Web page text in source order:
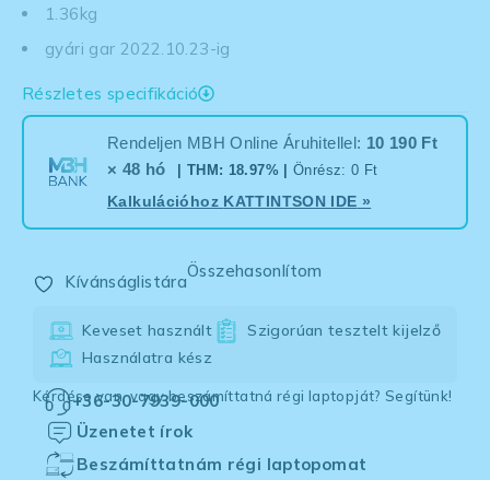
1.36kg
gyári gar 2022.10.23-ig
Részletes specifikáció
Rendeljen MBH Online Áruhitellel: 10 190 Ft
× 48 hó
| THM: 18.97% | Önrész: 0 Ft
Kalkulációhoz KATTINTSON IDE »
Kívánságlistára
Összehasonlítom
Keveset használt
Szigorúan tesztelt kijelző
Használatra kész
Kérdése van, vagy beszámíttatná régi laptopját? Segítünk!
+36-30-7939-000
Üzenetet írok
Beszámíttatnám régi laptopomat